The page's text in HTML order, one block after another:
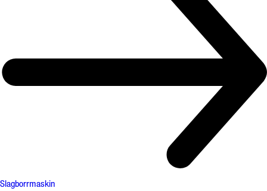
Slagborrmaskin